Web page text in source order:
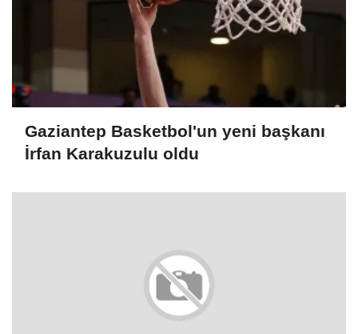
Gaziantep Basketbol'un yeni başkanı
İrfan Karakuzulu oldu